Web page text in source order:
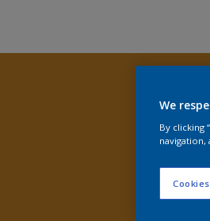
We
By clicking
navigation,